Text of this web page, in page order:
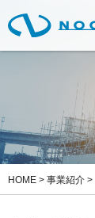
HOME > 事業紹介 >